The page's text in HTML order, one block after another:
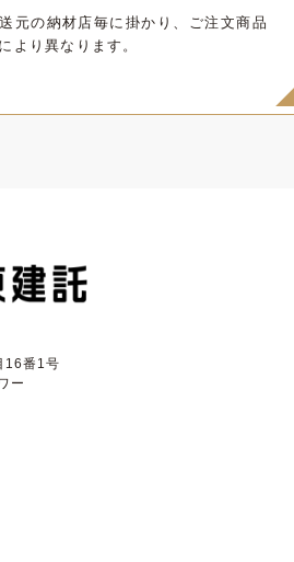
元の納材店毎に掛かり、ご注文商品
より異なります。
16番1号
ー